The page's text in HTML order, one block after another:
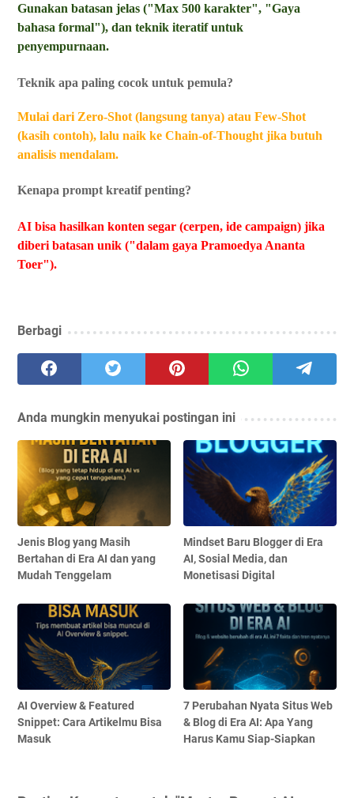
Gunakan batasan jelas ("Max 500 karakter", "Gaya
bahasa formal"), dan teknik iteratif untuk
penyempurnaan.
Teknik apa paling cocok untuk pemula?
Mulai dari Zero-Shot (langsung tanya) atau Few-Shot
(kasih contoh), lalu naik ke Chain-of-Thought jika butuh
analisis mendalam.
Kenapa prompt kreatif penting?
AI bisa hasilkan konten segar (cerpen, ide campaign) jika
diberi batasan unik ("dalam gaya Pramoedya Ananta
Toer").
Berbagi
Anda mungkin menyukai postingan ini
Jenis Blog yang Masih
Bertahan di Era AI dan yang
Mudah Tenggelam
Mindset Baru Blogger di Era
AI, Sosial Media, dan
Monetisasi Digital
AI Overview & Featured
Snippet: Cara Artikelmu Bisa
Masuk
7 Perubahan Nyata Situs Web
& Blog di Era AI: Apa Yang
Harus Kamu Siap-Siapkan